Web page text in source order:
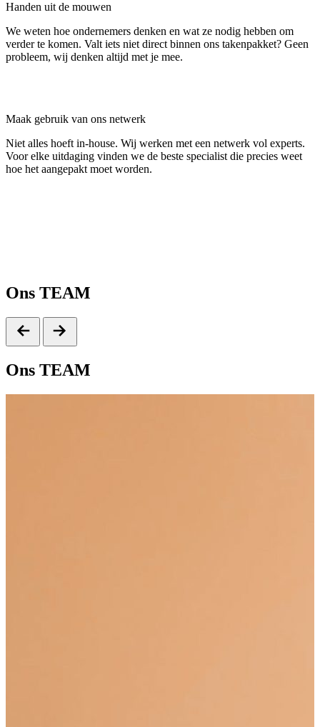
Handen uit de mouwen
We weten hoe ondernemers denken en wat ze nodig hebben om
verder te komen. Valt iets niet direct binnen ons takenpakket? Geen
probleem, wij denken altijd met je mee.
Maak gebruik van ons netwerk
Niet alles hoeft in-house. Wij werken met een netwerk vol experts.
Voor elke uitdaging vinden we de beste specialist die precies weet
hoe het aangepakt moet worden.
Ons TEAM
Ons TEAM